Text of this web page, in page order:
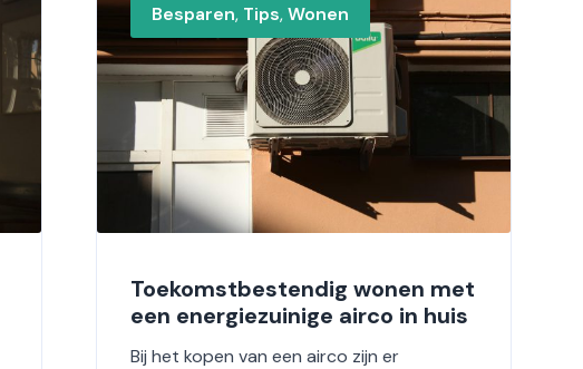
Besparen, Tips,Wonen
Toekomstbestendig wonen met
een energiezuinige airco in huis
Bij het kopen van een airco zijn er